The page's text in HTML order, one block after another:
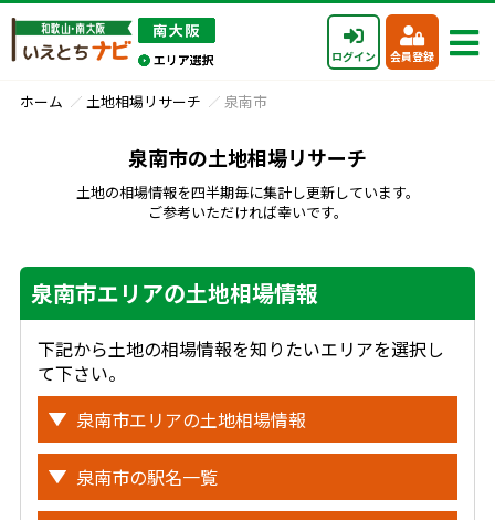
ログイン 会員登録
ホーム 土地相場リサーチ 泉南市
泉南市の土地相場リサーチ
土地の相場情報を四半期毎に集計し更新しています。
ご参考いただければ幸いです。
泉南市エリアの土地相場情報
下記から土地の相場情報を知りたいエリアを選択し
て下さい。
泉南市エリアの土地相場情報
泉南市の駅名一覧